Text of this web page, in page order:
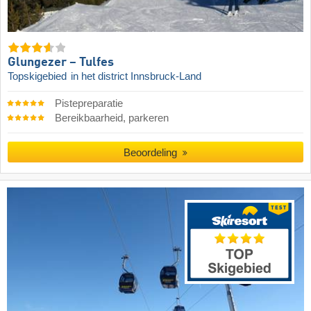
Glungezer – Tulfes
Topskigebied in het district Innsbruck-Land
Pistepreparatie
Bereikbaarheid, parkeren
Beoordeling